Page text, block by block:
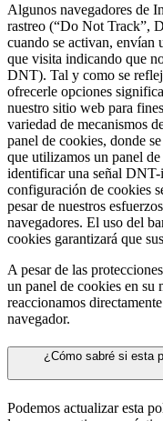
Algunos navegadores de
rastreo (“Do Not Track”,
cuando se activan, envían
que visita indicando que
DNT). Tal y como se
ofrecerle opciones
nuestro sitio web para
variedad de mecanismos
panel de cookies, donde
que utilizamos un panel de
identificar una señal
configuración de cookies
pesar de nuestros
navegadores. El uso del
cookies garantizará que
A pesar de las
un panel de cookies en su
reaccionamos
navegador.
¿Cómo sabré si esta
Podemos actualizar esta